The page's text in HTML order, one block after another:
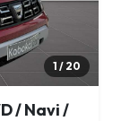
1 / 20
/ Navi /